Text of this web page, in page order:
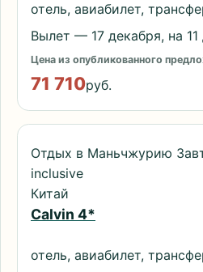
отель, авиабилет,
Вылет — 17 декабря, на 11
Цена из опубликованного
71 710руб.
Отдых в Маньчжурию
inclusive
Китай
Calvin 4*
отель, авиабилет,